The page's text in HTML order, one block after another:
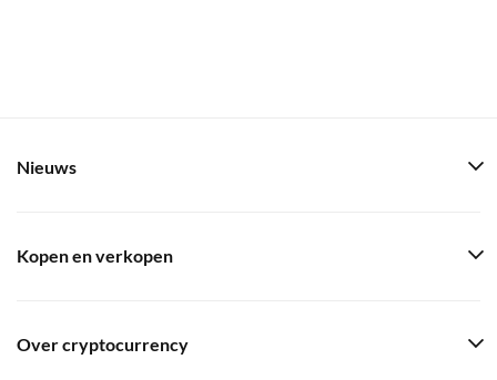
Nieuws
Kopen en verkopen
Over cryptocurrency